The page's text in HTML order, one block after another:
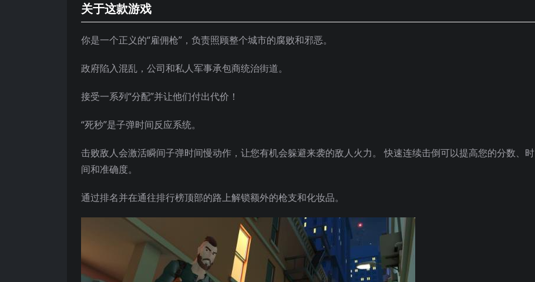
关于这款游戏
你是一个正义的“雇佣枪”，负责照顾整个城市的腐败和邪恶。
政府陷入混乱，公司和私人军事承包商统治街道。
接受一系列“分配”并让他们付出代价！
“死秒”是子弹时间反应系统。
击败敌人会激活瞬间子弹时间慢动作，让您有机会躲避来袭的敌人火力。 快速连续击倒可以提高您的分数、时
间和准确度。
通过排名并在通往排行榜顶部的路上解锁额外的枪支和化妆品。